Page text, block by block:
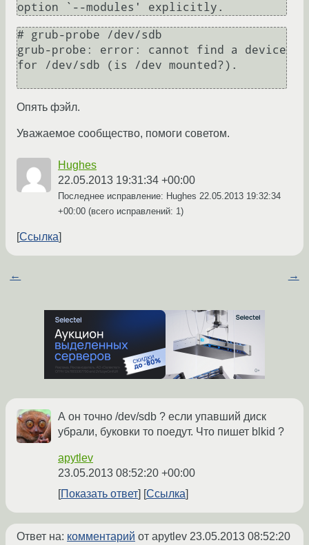
# grub-probe /dev/sdb
grub-probe: error: cannot find a device
for /dev/sdb (is /dev mounted?).
Опять фэйл.
Уважаемое сообщество, помоги советом.
Hughes
22.05.2013 19:31:34 +00:00
Последнее исправление: Hughes 22.05.2013 19:32:34
+00:00 (всего исправлений: 1)
Ссылка
← →
А он точно /dev/sdb ? если упавший диск
убрали, буковки то поедут. Что пишет blkid ?
apytlev
23.05.2013 08:52:20 +00:00
Показать ответ
Ссылка
Ответ на: комментарий от apytlev 23.05.2013 08:52:20